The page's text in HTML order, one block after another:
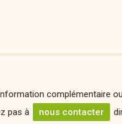
complémentaire
pas à
nous contacter